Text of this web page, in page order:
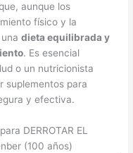
aunque los
físico y la
unadieta equilibrada y
. Es esencial
o un nutricionista
suplementos para
y efectiva.
DERROTAR EL
(100 años)